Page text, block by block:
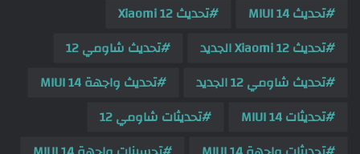
تحديث MIUI 14
تحديث Xiaomi 12
تحديث Xiaomi 12 الجديد
تحديث شاومي 12
تحديث شاومي 12 الجديد
تحديث واجهة MIUI 14
تحديثات MIUI 14
تحديثات شاومي 12